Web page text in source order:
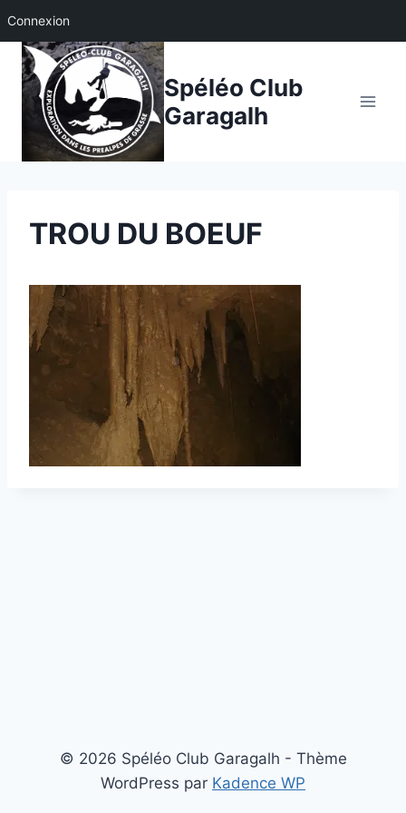
Connexion
Aller
contenu
Spéléo Club
Garagalh
TROU DU BOEUF
© 2026 Spéléo Club Garagalh - Thème
WordPress par Kadence WP